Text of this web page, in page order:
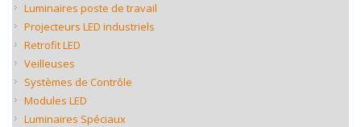
Luminaires poste de travail
Projecteurs LED industriels
Retrofit LED
Veilleuses
Systèmes de Contrôle
Modules LED
Luminaires Spéciaux